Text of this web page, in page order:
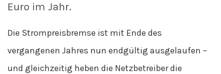
Euro im Jahr.
Die Strompreisbremse ist mit Ende des
vergangenen Jahres nun endgültig ausgelaufen –
und gleichzeitig heben die Netzbetreiber die